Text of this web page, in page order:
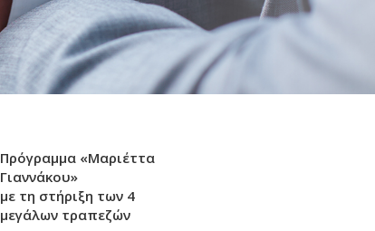
Πρόγραμμα «Μαριέττα
Γιαννάκου»
με τη στήριξη των 4
μεγάλων τραπεζών